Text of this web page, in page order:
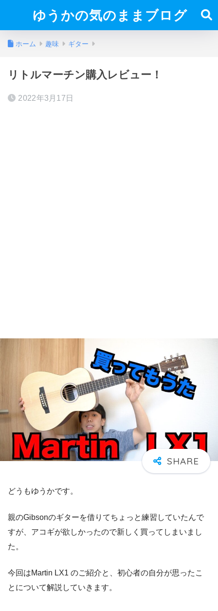
ゆうかの気のままブログ
ホーム 趣味 ギター
リトルマーチン購入レビュー！
2022年3月17日
どうもゆうかです。
親のGibsonのギターを借りてちょっと練習していたんで
すが、アコギが欲しかったので新しく買ってしまいまし
た。
今回はMartin LX1 のご紹介と、初心者の自分が思ったこ
とについて解説していきます。